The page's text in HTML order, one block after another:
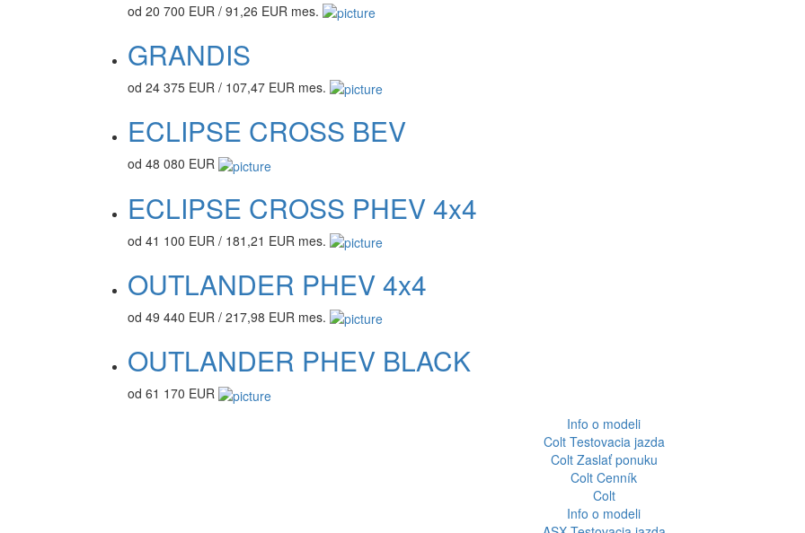
od 20 700 EUR / 91,26 EUR mes.
GRANDIS
od 24 375 EUR / 107,47 EUR mes.
ECLIPSE CROSS BEV
od 48 080 EUR
ECLIPSE CROSS PHEV 4x4
od 41 100 EUR / 181,21 EUR mes.
OUTLANDER PHEV 4x4
od 49 440 EUR / 217,98 EUR mes.
OUTLANDER PHEV BLACK
od 61 170 EUR
Info o modeli
Colt Testovacia jazda
Colt Zaslať ponuku
Colt Cenník
Colt
Info o modeli